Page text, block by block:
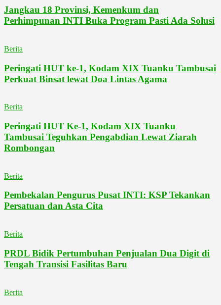
Jangkau 18 Provinsi, Kemenkum dan
Perhimpunan INTI Buka Program Pasti Ada Solusi
Berita
Peringati HUT ke-1, Kodam XIX Tuanku Tambusai
Perkuat Binsat lewat Doa Lintas Agama
Berita
Peringati HUT Ke-1, Kodam XIX Tuanku
Tambusai Teguhkan Pengabdian Lewat Ziarah
Rombongan
Berita
Pembekalan Pengurus Pusat INTI: KSP Tekankan
Persatuan dan Asta Cita
Berita
PRDL Bidik Pertumbuhan Penjualan Dua Digit di
Tengah Transisi Fasilitas Baru
Berita